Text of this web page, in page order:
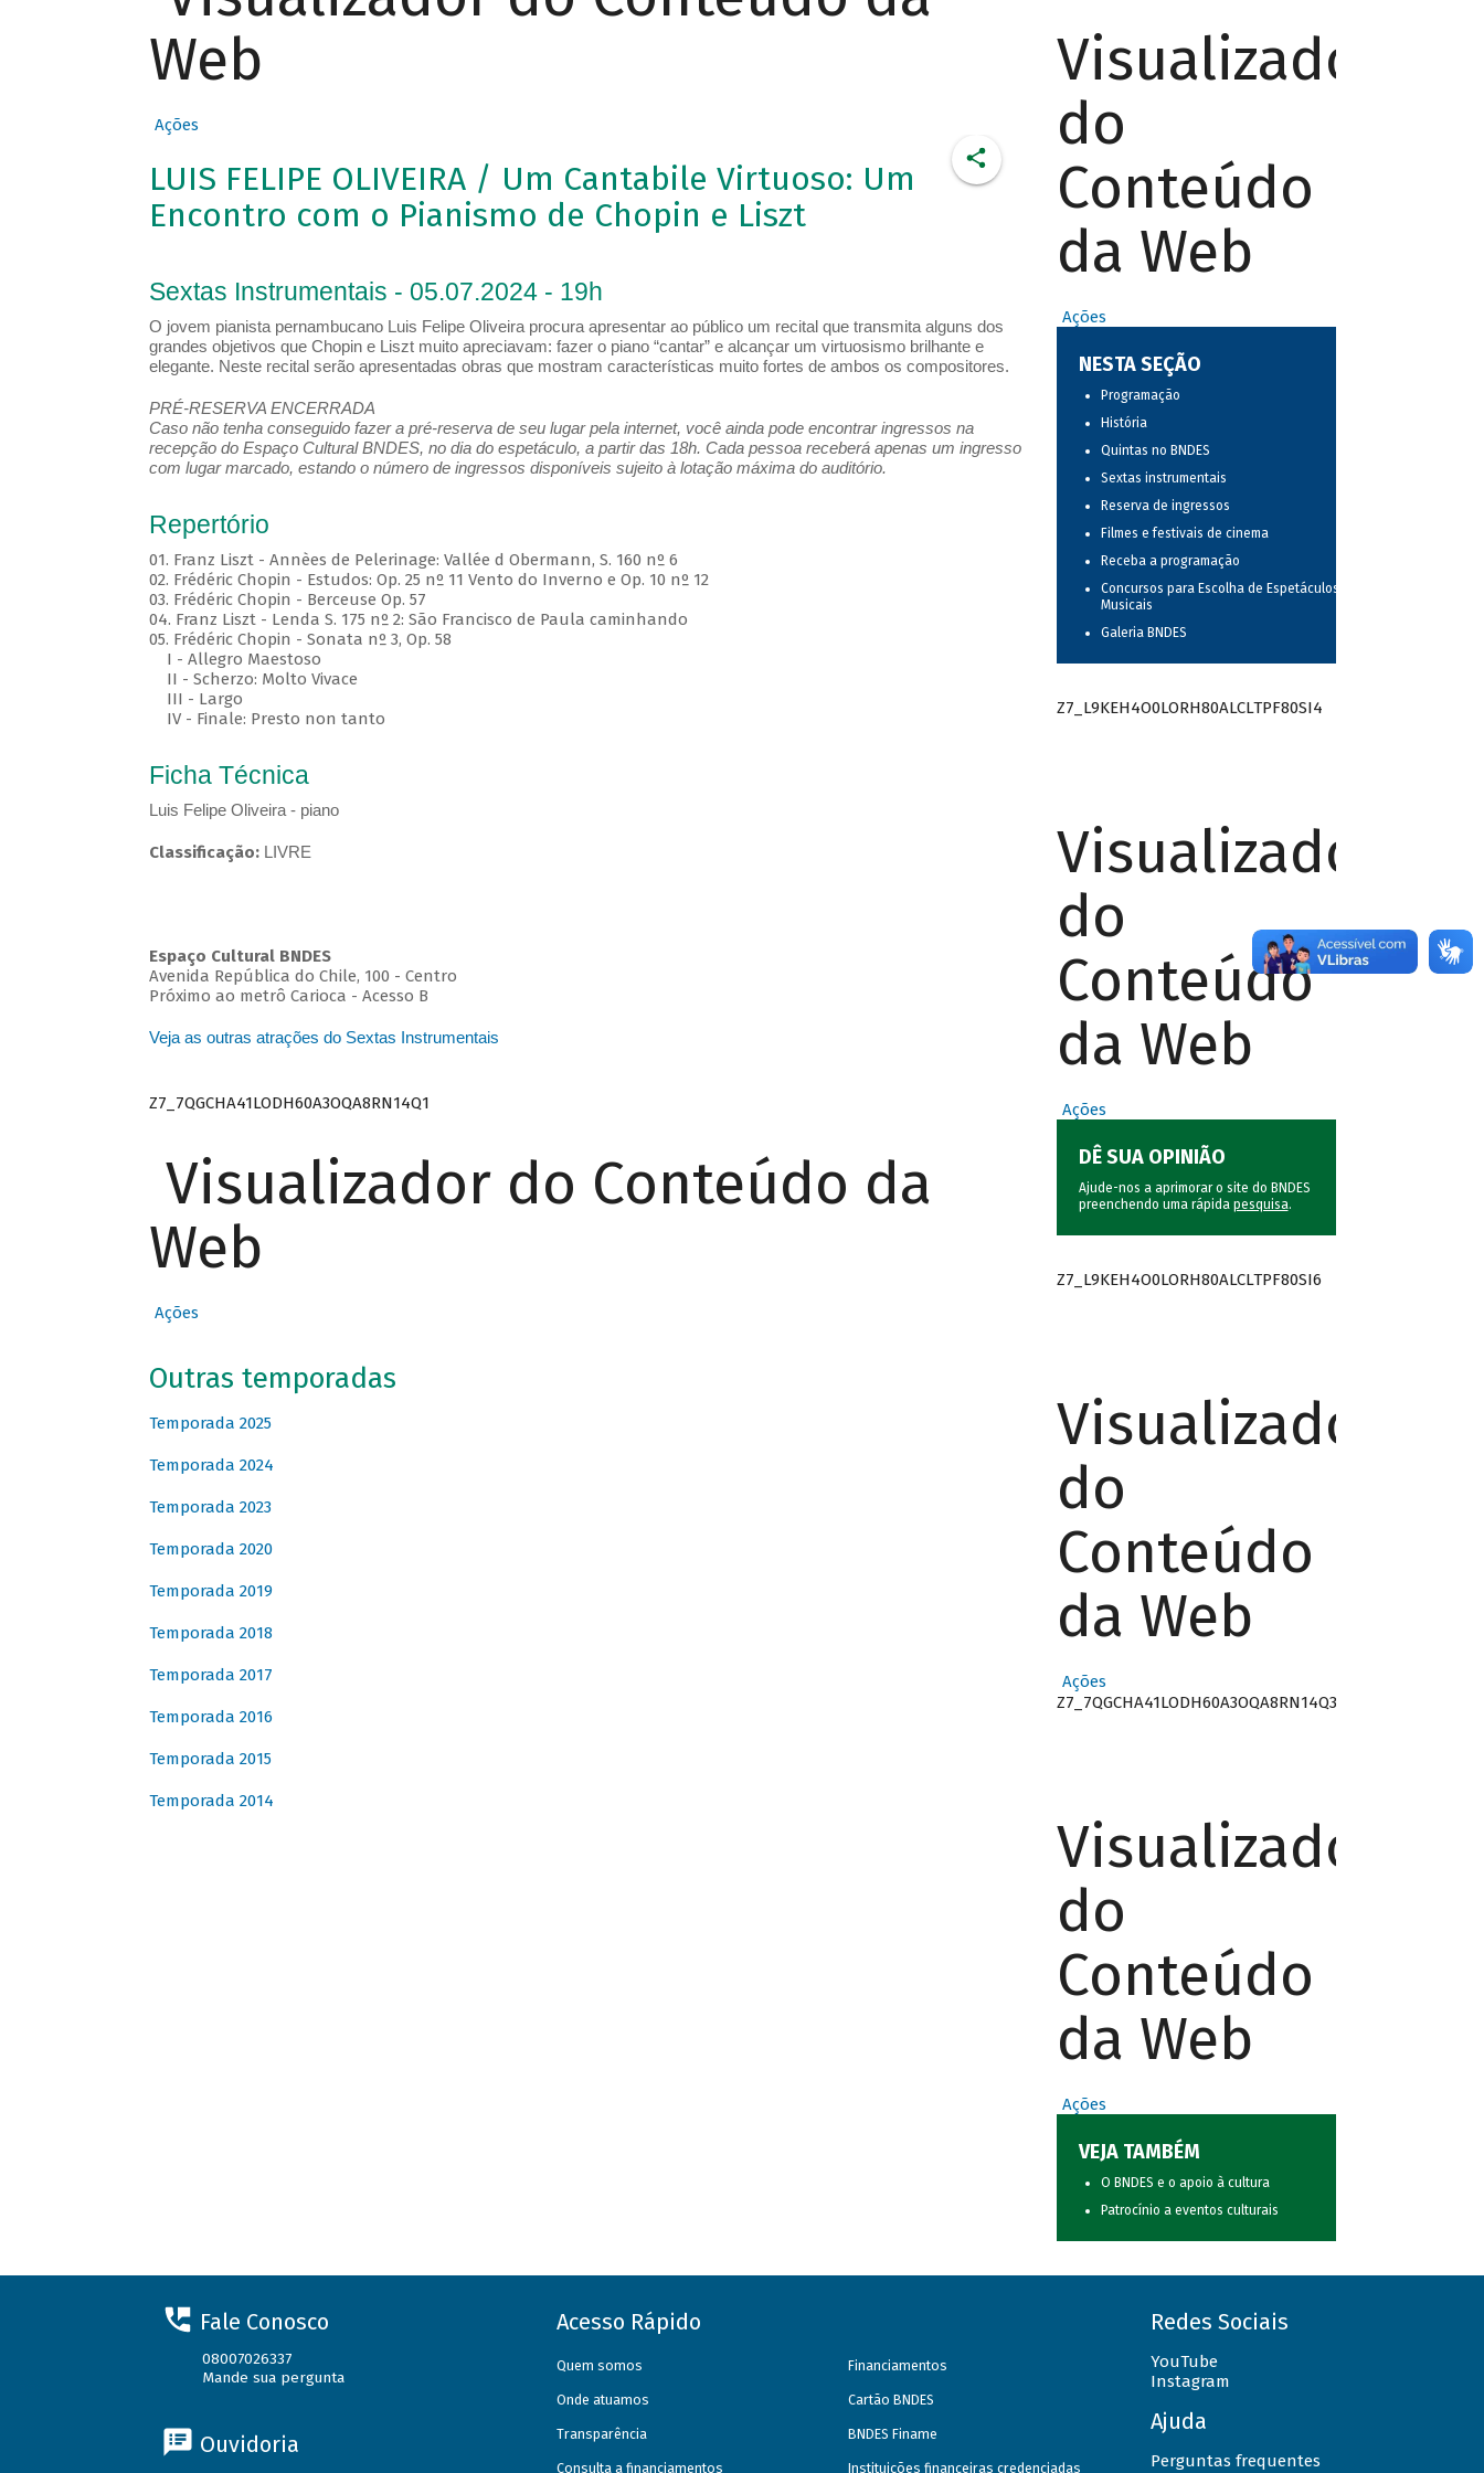
Web
Ações
LUIS FELIPE OLIVEIRA / Um Cantabile Virtuoso: Um
Encontro com o Pianismo de Chopin e Liszt
Sextas Instrumentais - 05.07.2024 - 19h
O jovem pianista pernambucano Luis Felipe Oliveira procura apresentar ao público um recital que transmita alguns dos
grandes objetivos que Chopin e Liszt muito apreciavam: fazer o piano “cantar” e alcançar um virtuosismo brilhante e
elegante. Neste recital serão apresentadas obras que mostram características muito fortes de ambos os compositores.
PRÉ-RESERVA ENCERRADA
Caso não tenha conseguido fazer a pré-reserva de seu lugar pela internet, você ainda pode encontrar ingressos na
recepção do Espaço Cultural BNDES, no dia do espetáculo, a partir das 18h. Cada pessoa receberá apenas um ingresso
com lugar marcado, estando o número de ingressos disponíveis sujeito à lotação máxima do auditório.
Repertório
01. Franz Liszt - Annèes de Pelerinage: Vallée d Obermann, S. 160 nº 6
02. Frédéric Chopin - Estudos: Op. 25 nº 11 Vento do Inverno e Op. 10 nº 12
03. Frédéric Chopin - Berceuse Op. 57
04. Franz Liszt - Lenda S. 175 nº 2: São Francisco de Paula caminhando
05. Frédéric Chopin - Sonata nº 3, Op. 58
I - Allegro Maestoso
II - Scherzo: Molto Vivace
III - Largo
IV - Finale: Presto non tanto
Ficha Técnica
Luis Felipe Oliveira - piano
Classificação: LIVRE
Espaço Cultural BNDES
Avenida República do Chile, 100 - Centro
Próximo ao metrô Carioca - Acesso B
Veja as outras atrações do Sextas Instrumentais
Z7_7QGCHA41LODH60A3OQA8RN14Q1
Visualizador do Conteúdo da
Web
Ações
Outras temporadas
Temporada 2025
Temporada 2024
Temporada 2023
Temporada 2020
Temporada 2019
Temporada 2018
Temporada 2017
Temporada 2016
Temporada 2015
Temporada 2014
Visualizador
do
Conteúdo
da Web
Ações
NESTA SEÇÃO
Programação
História
Quintas no BNDES
Sextas instrumentais
Reserva de ingressos
Filmes e festivais de cinema
Receba a programação
Concursos para Escolha de Espetáculos
Musicais
Galeria BNDES
Z7_L9KEH4O0LORH80ALCLTPF80SI4
Visualizador
do
Conteúdo
da Web
Ações
DÊ SUA OPINIÃO
Ajude-nos a aprimorar o site do BNDES
preenchendo uma rápida pesquisa.
Z7_L9KEH4O0LORH80ALCLTPF80SI6
Visualizador
do
Conteúdo
da Web
Ações
Z7_7QGCHA41LODH60A3OQA8RN14Q3
Visualizador
do
Conteúdo
da Web
Ações
VEJA TAMBÉM
O BNDES e o apoio à cultura
Patrocínio a eventos culturais
Fale Conosco
08007026337
Mande sua pergunta
Ouvidoria
Acesso Rápido
Quem somos
Onde atuamos
Transparência
Consulta a financiamentos
Financiamentos
Cartão BNDES
BNDES Finame
Instituições financeiras credenciadas
Redes Sociais
YouTube
Instagram
Ajuda
Perguntas frequentes